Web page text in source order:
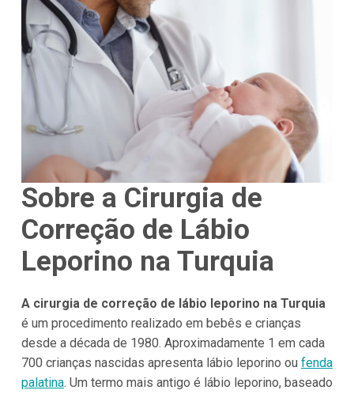
Sobre a Cirurgia de
Correção de Lábio
Leporino na Turquia
A cirurgia de correção de lábio leporino na Turquia
é um procedimento realizado em bebês e crianças
desde a década de 1980. Aproximadamente 1 em cada
700 crianças nascidas apresenta lábio leporino ou fenda
palatina. Um termo mais antigo é lábio leporino, baseado